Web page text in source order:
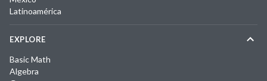
Latinoamérica
EXPLORE
Basic Math
Algebra